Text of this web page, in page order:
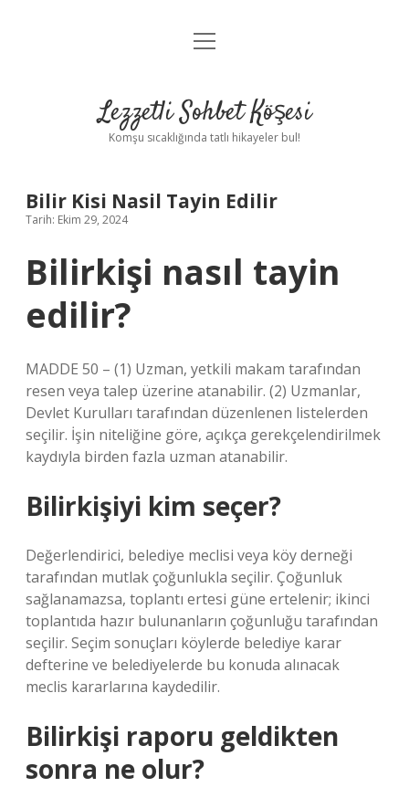
Anasayfa
Yasal Uyarı
menüyü
Lezzetli Sohbet Köşesi
Komşu sıcaklığında tatlı hikayeler bul!
Bilir Kisi Nasil Tayin Edilir
Tarih: Ekim 29, 2024
Bilirkişi nasıl tayin
edilir?
MADDE 50 – (1) Uzman, yetkili makam tarafından
resen veya talep üzerine atanabilir. (2) Uzmanlar,
Devlet Kurulları tarafından düzenlenen listelerden
seçilir. İşin niteliğine göre, açıkça gerekçelendirilmek
kaydıyla birden fazla uzman atanabilir.
Bilirkişiyi kim seçer?
Değerlendirici, belediye meclisi veya köy derneği
tarafından mutlak çoğunlukla seçilir. Çoğunluk
sağlanamazsa, toplantı ertesi güne ertelenir; ikinci
toplantıda hazır bulunanların çoğunluğu tarafından
seçilir. Seçim sonuçları köylerde belediye karar
defterine ve belediyelerde bu konuda alınacak
meclis kararlarına kaydedilir.
Bilirkişi raporu geldikten
sonra ne olur?